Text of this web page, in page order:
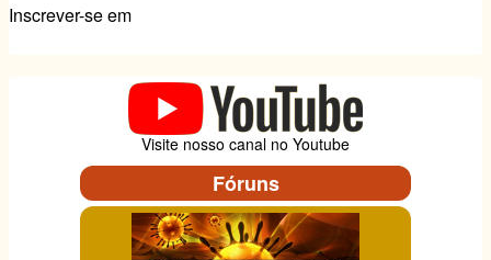
soluções
necessárias
Inscrever-se em
Visite nosso canal no Youtube
Fóruns